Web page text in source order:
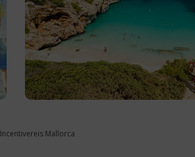
Incentivereis Mallorca